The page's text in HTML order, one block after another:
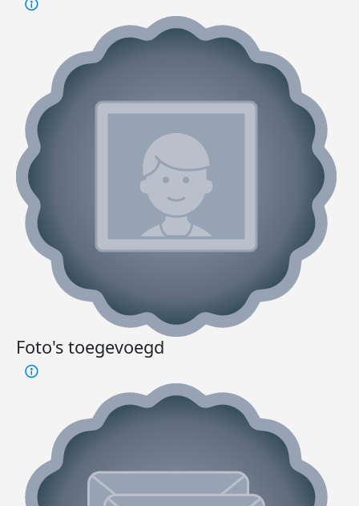
Foto's toegevoegd